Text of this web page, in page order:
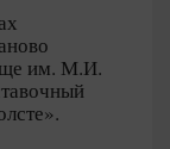
им. М.И.